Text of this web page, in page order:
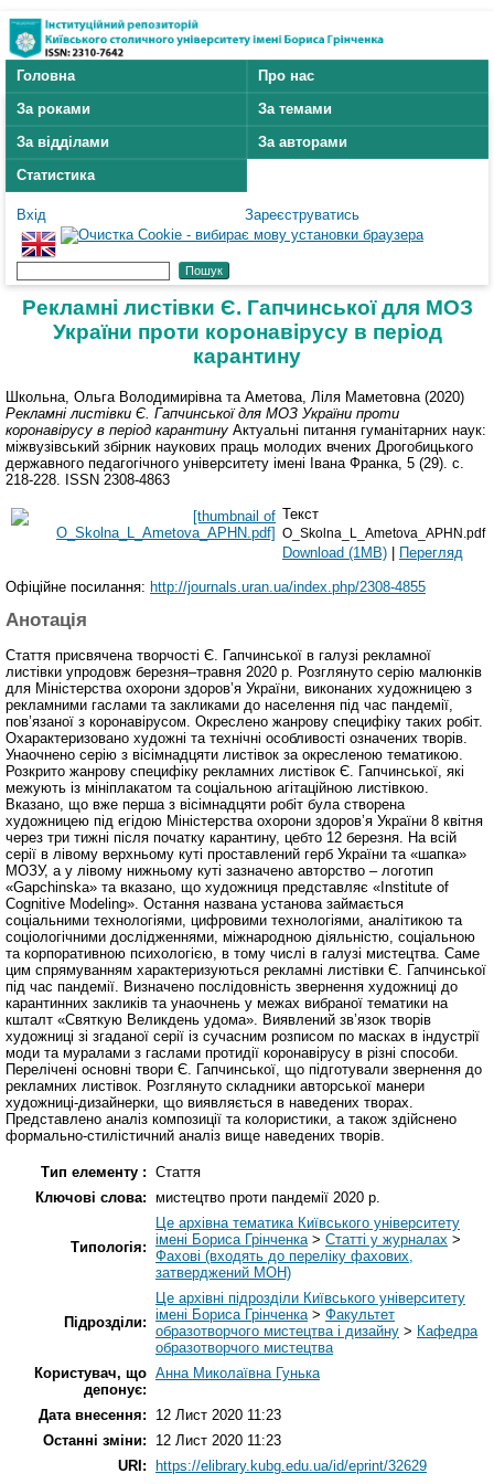
Головна
Про нас
За роками
За темами
За відділами
За авторами
Статистика
Вхід Зареєструватись
Рекламні листівки Є. Гапчинської для МОЗ
України проти коронавірусу в період
карантину
Школьна, Ольга Володимирівна та Аметова, Ліля Маметовна (2020)
Рекламні листівки Є. Гапчинської для МОЗ України проти
коронавірусу в період карантину Актуальні питання гуманітарних наук:
міжвузівський збірник наукових праць молодих вчених Дрогобицького
державного педагогічного університету імені Івана Франка, 5 (29). с.
218-228. ISSN 2308-4863
Текст
O_Skolna_L_Ametova_APHN.pdf
Download (1MB) | Перегляд
Офіційне посилання: http://journals.uran.ua/index.php/2308-4855
Анотація
Стаття присвячена творчості Є. Гапчинської в галузі рекламної
листівки упродовж березня–травня 2020 р. Розглянуто серію малюнків
для Міністерства охорони здоров’я України, виконаних художницею з
рекламними гаслами та закликами до населення під час пандемії,
пов’язаної з коронавірусом. Окреслено жанрову специфіку таких робіт.
Охарактеризовано художні та технічні особливості означених творів.
Унаочнено серію з вісімнадцяти листівок за окресленою тематикою.
Розкрито жанрову специфіку рекламних листівок Є. Гапчинської, які
межують із мініплакатом та соціальною агітаційною листівкою.
Вказано, що вже перша з вісімнадцяти робіт була створена
художницею під егідою Міністерства охорони здоров’я України 8 квітня
через три тижні після початку карантину, цебто 12 березня. На всій
серії в лівому верхньому куті проставлений герб України та «шапка»
МОЗУ, а у лівому нижньому куті зазначено авторство – логотип
«Gapchinska» та вказано, що художниця представляє «Institute of
Cognitive Modeling». Остання названа установа займається
соціальними технологіями, цифровими технологіями, аналітикою та
соціологічними дослідженнями, міжнародною діяльністю, соціальною
та корпоративною психологією, в тому числі в галузі мистецтва. Саме
цим спрямуванням характеризуються рекламні листівки Є. Гапчинської
під час пандемії. Визначено послідовність звернення художниці до
карантинних закликів та унаочнень у межах вибраної тематики на
кшталт «Святкую Великдень удома». Виявлений зв’язок творів
художниці зі згаданої серії із сучасним розписом по масках в індустрії
моди та муралами з гаслами протидії коронавірусу в різні способи.
Перелічені основні твори Є. Гапчинської, що підготували звернення до
рекламних листівок. Розглянуто складники авторської манери
художниці-дизайнерки, що виявляється в наведених творах.
Представлено аналіз композиції та колористики, а також здійснено
формально-стилістичний аналіз вище наведених творів.
Тип елементу : Стаття
Ключові слова: мистецтво проти пандемії 2020 р.
Типологія:
Це архівна тематика Київського університету
імені Бориса Грінченка> Статті у журналах >
Фахові (входять до переліку фахових,
затверджений МОН)
Підрозділи:
Це архівні підрозділи Київського університету
імені Бориса Грінченка> Факультет
образотворчого мистецтва і дизайну > Кафедра
образотворчого мистецтва
Користувач, що
депонує:
Анна Миколаївна Гунька
Дата внесення:
12 Лист 2020 11:23
Останні зміни:
12 Лист 2020 11:23
URI:
https://elibrary.kubg.edu.ua/id/eprint/32629